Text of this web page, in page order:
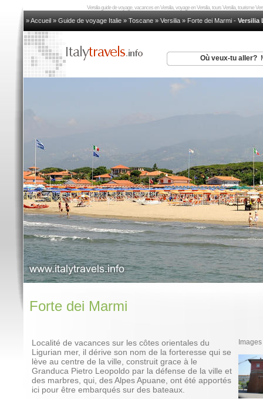
Versilia guide de voyage, vacances en Versilia, voyage en Versilia, tours Versilia, tourisme
» Accueil » Guide de voyage Italie » Toscane » Versilia » Forte dei Marmi - Versilia
Où veux-tu aller?
Forte dei Marmi
Localité de vacances sur les côtes orientales du
Ligurian mer, il dérive son nom de la forteresse qui se
lève au centre de la ville, construit grace à le
Granduca Pietro Leopoldo par la défense de la ville et
des marbres, qui, des Alpes Apuane, ont été apportés
ici pour être embarqués sur des bateaux.